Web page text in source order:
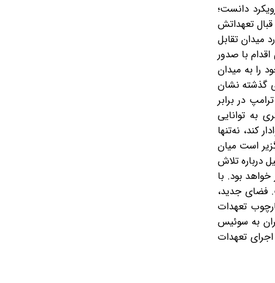
دانست؛
تعهداتش
میدان تقابل
با صدور
را به میدان
گذشته نشان
در برابر
به توانایی
کند، نه‌تنها
است میان
تهران توازن برقرار کند. در این چارچوب، گمانه‌زنی‌هایی مانند ادعای شبکه ۱۲ اسرائیل درباره تلاش
خواهد بود. با
فضای جدید،
تعهدات
به سوئیس
تعهدات